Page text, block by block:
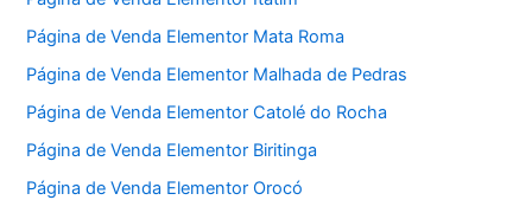
Página de Venda Elementor Mata Roma
Página de Venda Elementor Malhada de Pedras
Página de Venda Elementor Catolé do Rocha
Página de Venda Elementor Biritinga
Página de Venda Elementor Orocó